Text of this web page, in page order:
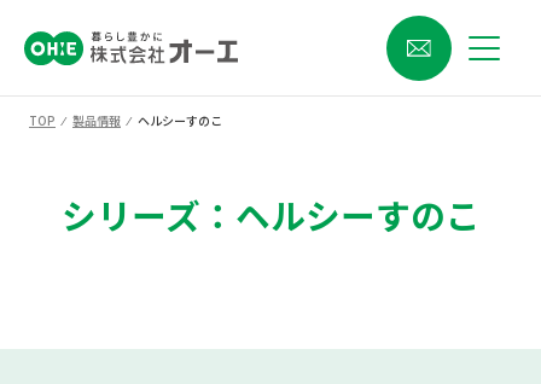
TOP ⁄ 製品情報 ⁄ ヘルシーすのこ
シリーズ：ヘルシーすのこ